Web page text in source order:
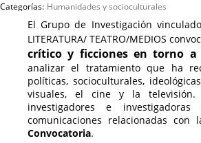
Categorías: Humanidades y socioculturales
El Grupo de Investigación vinculado
LITERATURA/ TEATRO/MEDIOS
crítico y ficciones en torno a
analizar el tratamiento que ha
políticas, socioculturales,
visuales, el cine y la televisión.
investigadores e
comunicaciones relacionadas
Convocatoria.